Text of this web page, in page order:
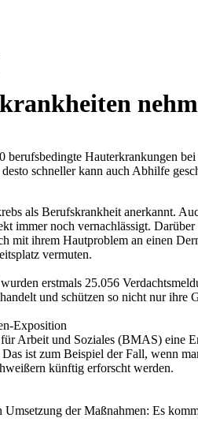
berufsbedingte Hauterkrankungen
schneller kann auch Abhilfe
als Berufskrankheit anerkannt.
immer noch vernachlässigt.
mit ihrem Hautproblem an einen
vermuten.
erstmals 25.056
und schützen so nicht nur
Exposition
Arbeit und Soziales (BMAS) eine
ist zum Beispiel der Fall, wenn
künftig erforscht werden.
der Maßnahmen: Es